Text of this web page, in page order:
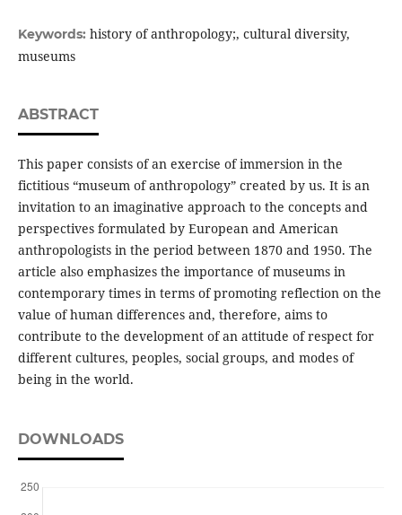
Keywords: history of anthropology;, cultural diversity,
museums
ABSTRACT
This paper consists of an exercise of immersion in the
fictitious “museum of anthropology” created by us. It is an
invitation to an imaginative approach to the concepts and
perspectives formulated by European and American
anthropologists in the period between 1870 and 1950. The
article also emphasizes the importance of museums in
contemporary times in terms of promoting reflection on the
value of human differences and, therefore, aims to
contribute to the development of an attitude of respect for
different cultures, peoples, social groups, and modes of
being in the world.
DOWNLOADS